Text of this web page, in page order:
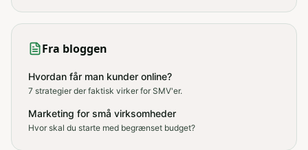
Fra bloggen
Hvordan får man kunder online?
7 strategier der faktisk virker for SMV'er.
Marketing for små virksomheder
Hvor skal du starte med begrænset budget?